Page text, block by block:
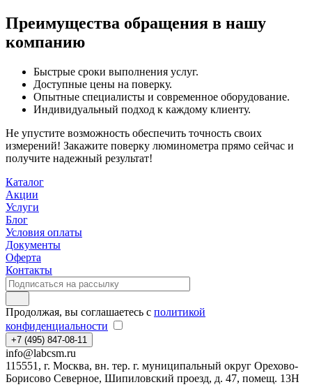
Преимущества обращения в нашу
компанию
Быстрые сроки выполнения услуг.
Доступные цены на поверку.
Опытные специалисты и современное оборудование.
Индивидуальный подход к каждому клиенту.
Не упустите возможность обеспечить точность своих
измерений! Закажите поверку люминометра прямо сейчас и
получите надежный результат!
Каталог
Акции
Услуги
Блог
Условия оплаты
Документы
Оферта
Контакты
Продолжая, вы соглашаетесь с политикой
конфиденциальности
+7 (495) 847-08-11
info@labcsm.ru
115551, г. Москва, вн. тер. г. муниципальный округ Орехово-
Борисово Северное, Шипиловский проезд, д. 47, помещ. 13Н